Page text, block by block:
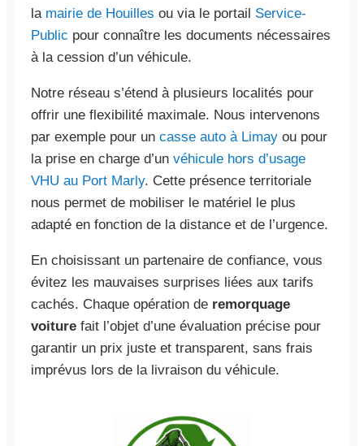
la mairie de Houilles ou via le portail Service-
Public pour connaître les documents nécessaires
à la cession d’un véhicule.
Notre réseau s’étend à plusieurs localités pour
offrir une flexibilité maximale. Nous intervenons
par exemple pour un casse auto à Limay ou pour
la prise en charge d’un véhicule hors d’usage
VHU au Port Marly. Cette présence territoriale
nous permet de mobiliser le matériel le plus
adapté en fonction de la distance et de l’urgence.
En choisissant un partenaire de confiance, vous
évitez les mauvaises surprises liées aux tarifs
cachés. Chaque opération de remorquage
voiture fait l’objet d’une évaluation précise pour
garantir un prix juste et transparent, sans frais
imprévus lors de la livraison du véhicule.